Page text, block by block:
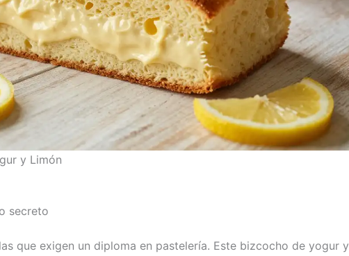
y Limón
secreto
que exigen un diploma en pastelería. Este bizcocho de yogur y